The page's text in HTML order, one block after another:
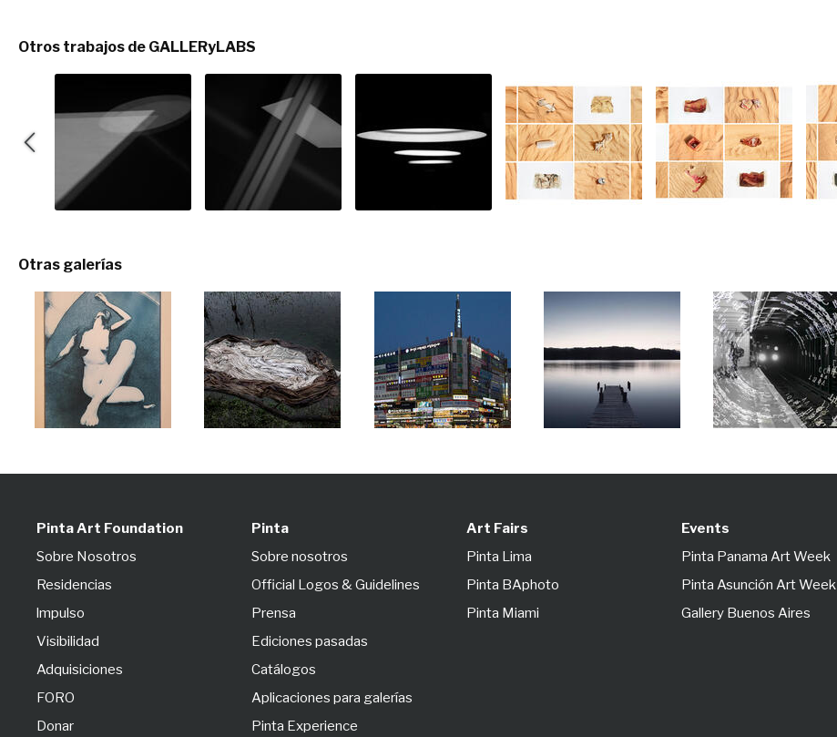
Otros trabajos de GALLERyLABS
Otras galerías
Pinta Art Foundation
Sobre Nosotros
Residencias
lmpulso
Visibilidad
Adquisiciones
FORO
Donar
Pinta
Sobre nosotros
Official Logos & Guidelines
Prensa
Ediciones pasadas
Catálogos
Aplicaciones para galerías
Pinta Experience
Art Fairs
Pinta Lima
Pinta BAphoto
Pinta Miami
Events
Pinta Panama Art Week
Pinta Asunción Art Week
Gallery Buenos Aires